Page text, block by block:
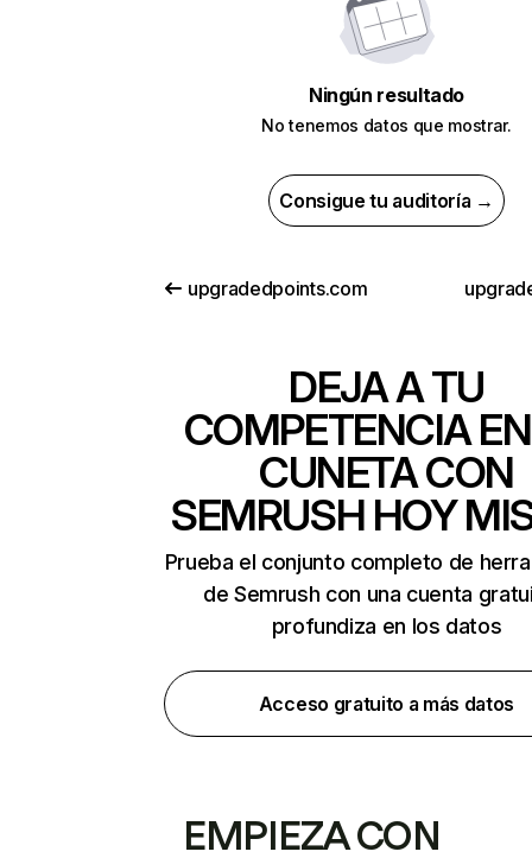
Ningún resultado
No tenemos datos que mostrar.
Consigue tu auditoría →
upgradedpoints.com
DEJA A TU
COMPETENCIA
CUNETA CON
SEMRUSH HOY
Prueba el conjunto completo de
de Semrush con una cuenta
profundiza en los datos
Acceso gratuito a más datos
EMPIEZA CON